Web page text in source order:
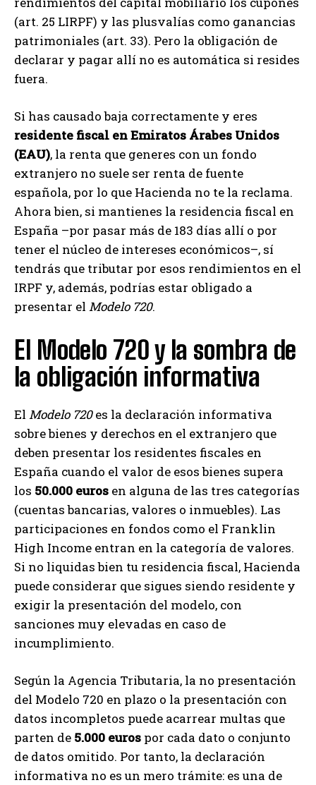
(art. 25 LIRPF) y las plusvalías como ganancias
patrimoniales (art. 33). Pero la obligación de
declarar y pagar allí no es automática si resides
fuera.
Si has causado baja correctamente y eres
residente fiscal en Emiratos Árabes Unidos
(EAU), la renta que generes con un fondo
extranjero no suele ser renta de fuente
española, por lo que Hacienda no te la reclama.
Ahora bien, si mantienes la residencia fiscal en
España –por pasar más de 183 días allí o por
tener el núcleo de intereses económicos–, sí
tendrás que tributar por esos rendimientos en el
IRPF y, además, podrías estar obligado a
presentar el Modelo 720.
El Modelo 720 y la sombra de
la obligación informativa
El Modelo 720es la declaración informativa
sobre bienes y derechos en el extranjero que
deben presentar los residentes fiscales en
España cuando el valor de esos bienes supera
los 50.000 euros en alguna de las tres categorías
(cuentas bancarias, valores o inmuebles). Las
participaciones en fondos como el Franklin
High Income entran en la categoría de valores.
Si no liquidas bien tu residencia fiscal, Hacienda
puede considerar que sigues siendo residente y
exigir la presentación del modelo, con
sanciones muy elevadas en caso de
incumplimiento.
Según la Agencia Tributaria, la no presentación
del Modelo 720 en plazo o la presentación con
datos incompletos puede acarrear multas que
parten de 5.000 euros por cada dato o conjunto
de datos omitido. Por tanto, la declaración
informativa no es un mero trámite: es una de